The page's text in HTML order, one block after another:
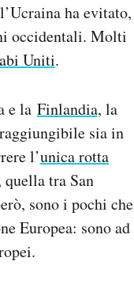
ha evitato,
occidentali. Molti
Uniti.
e la Finlandia, la
sia in
l’unica rotta
quella tra San
sono i pochi che
Europea: sono ad